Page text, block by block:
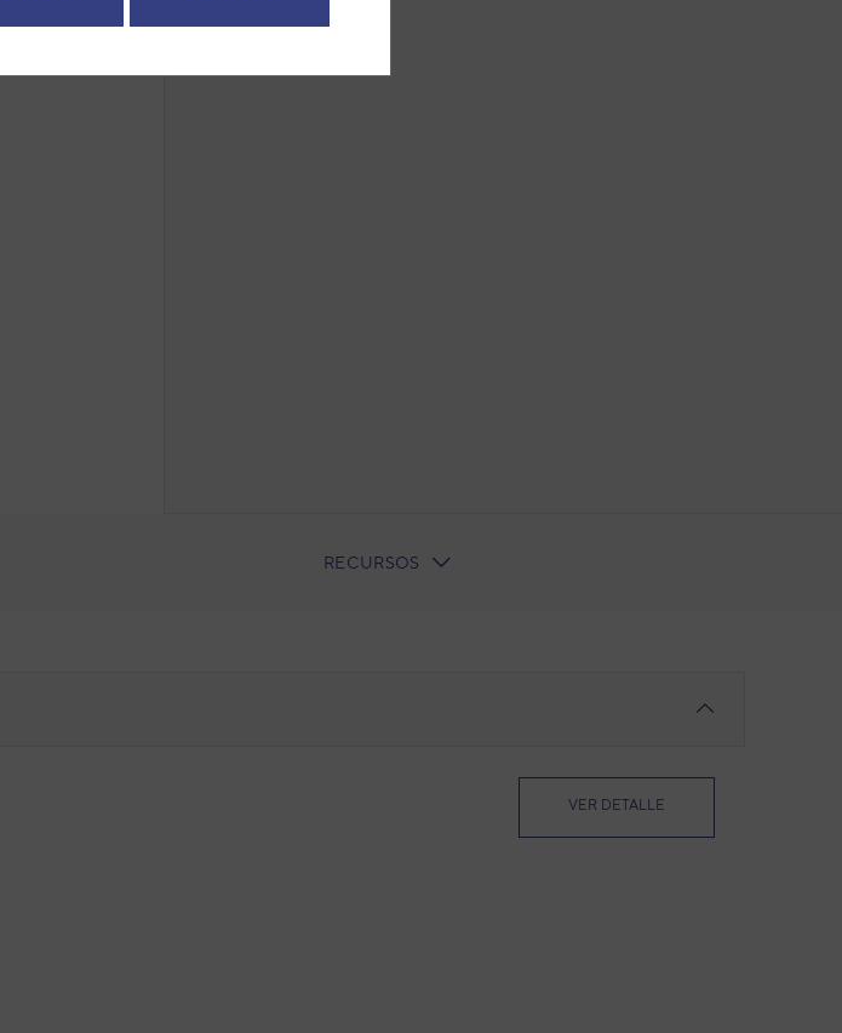
RECURSOS
VER DETALLE